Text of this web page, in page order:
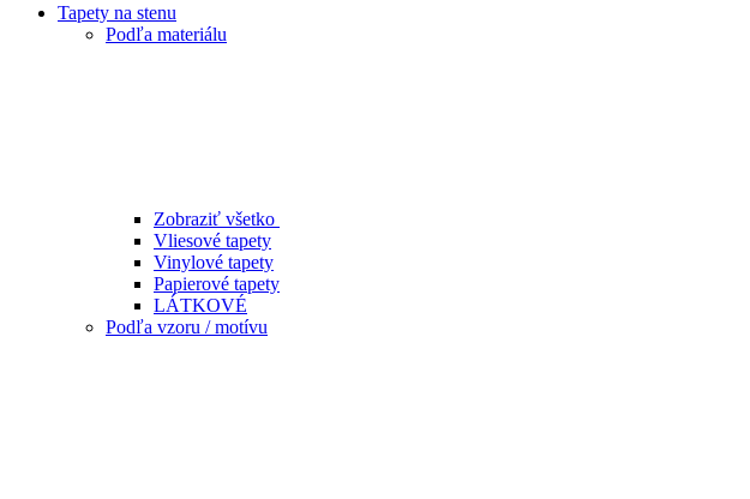
Tapety na stenu
Podľa materiálu
Zobraziť všetko
Vliesové tapety
Vinylové tapety
Papierové tapety
LÁTKOVÉ
Podľa vzoru / motívu